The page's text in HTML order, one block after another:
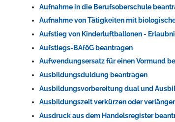
Aufnahme in die Berufsoberschule
Aufnahme von Tätigkeiten mit
Aufstieg von Kinderluftballonen -
Aufstiegs-BAföG beantragen
Aufwendungsersatz für einen Vormund
Ausbildungsduldung beantragen
Ausbildungsvorbereitung dual und
Ausbildungszeit verkürzen oder
Ausdruck aus dem Handelsregister